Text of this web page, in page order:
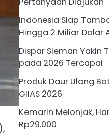
Indonesia Siap
Hingga 2 Miliar Dolar
Dispar Sleman Yakin
pada 2026 Tercapai
Produk Daur Ulang
GIIAS 2026
Kemarin Melonjak,
Rp29.000